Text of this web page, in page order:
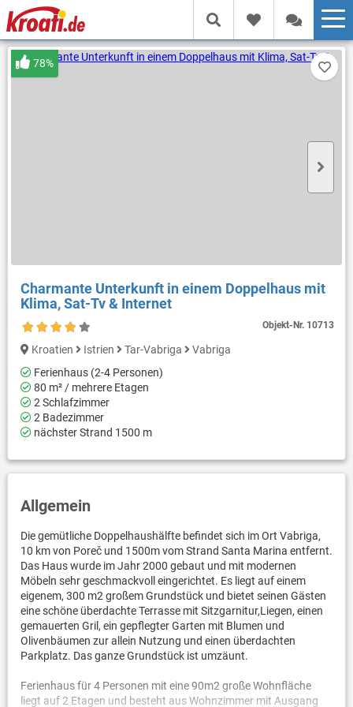
Charmante Unterkunft in einem Doppelhaus mit
Klima, Sat-Tv & Internet
Objekt-Nr. 10713
78%
Kroatien Istrien Tar-Vabriga
Vabriga
Ferienhaus (2-4 Personen)
80 m² / mehrere Etagen
2 Schlafzimmer
2 Badezimmer
nächster Strand 1500 m
Allgemein
Die gemütliche Doppelhaushälfte befindet sich im Ort Vabriga,
10 km von Poreč und 1500m vom Strand Santa Marina entfernt.
Das Haus wurde im Jahr 2000 gebaut und mit modernen
Möbeln sehr geschmackvoll eingerichtet. Es liegt auf einem
eigenem, 300 m2 großem Grundstück und bietet seinen Gästen
eine schöne überdachte Terrasse mit Sitzgarnitur,Liegen, einen
gemauerten Gril, ein gepflegter Garten mit Blumen und
Olivenbäumen zur allein Nutzung und einen überdachten
Parkplatz. Das ganze Grundstück ist umzäunt.
Ferienhaus für 4 Personen mit eine 90m2 große Wohnfläche
liegt auf 2 Etagen und besteht aus Wohnzimmer mit Ausgang